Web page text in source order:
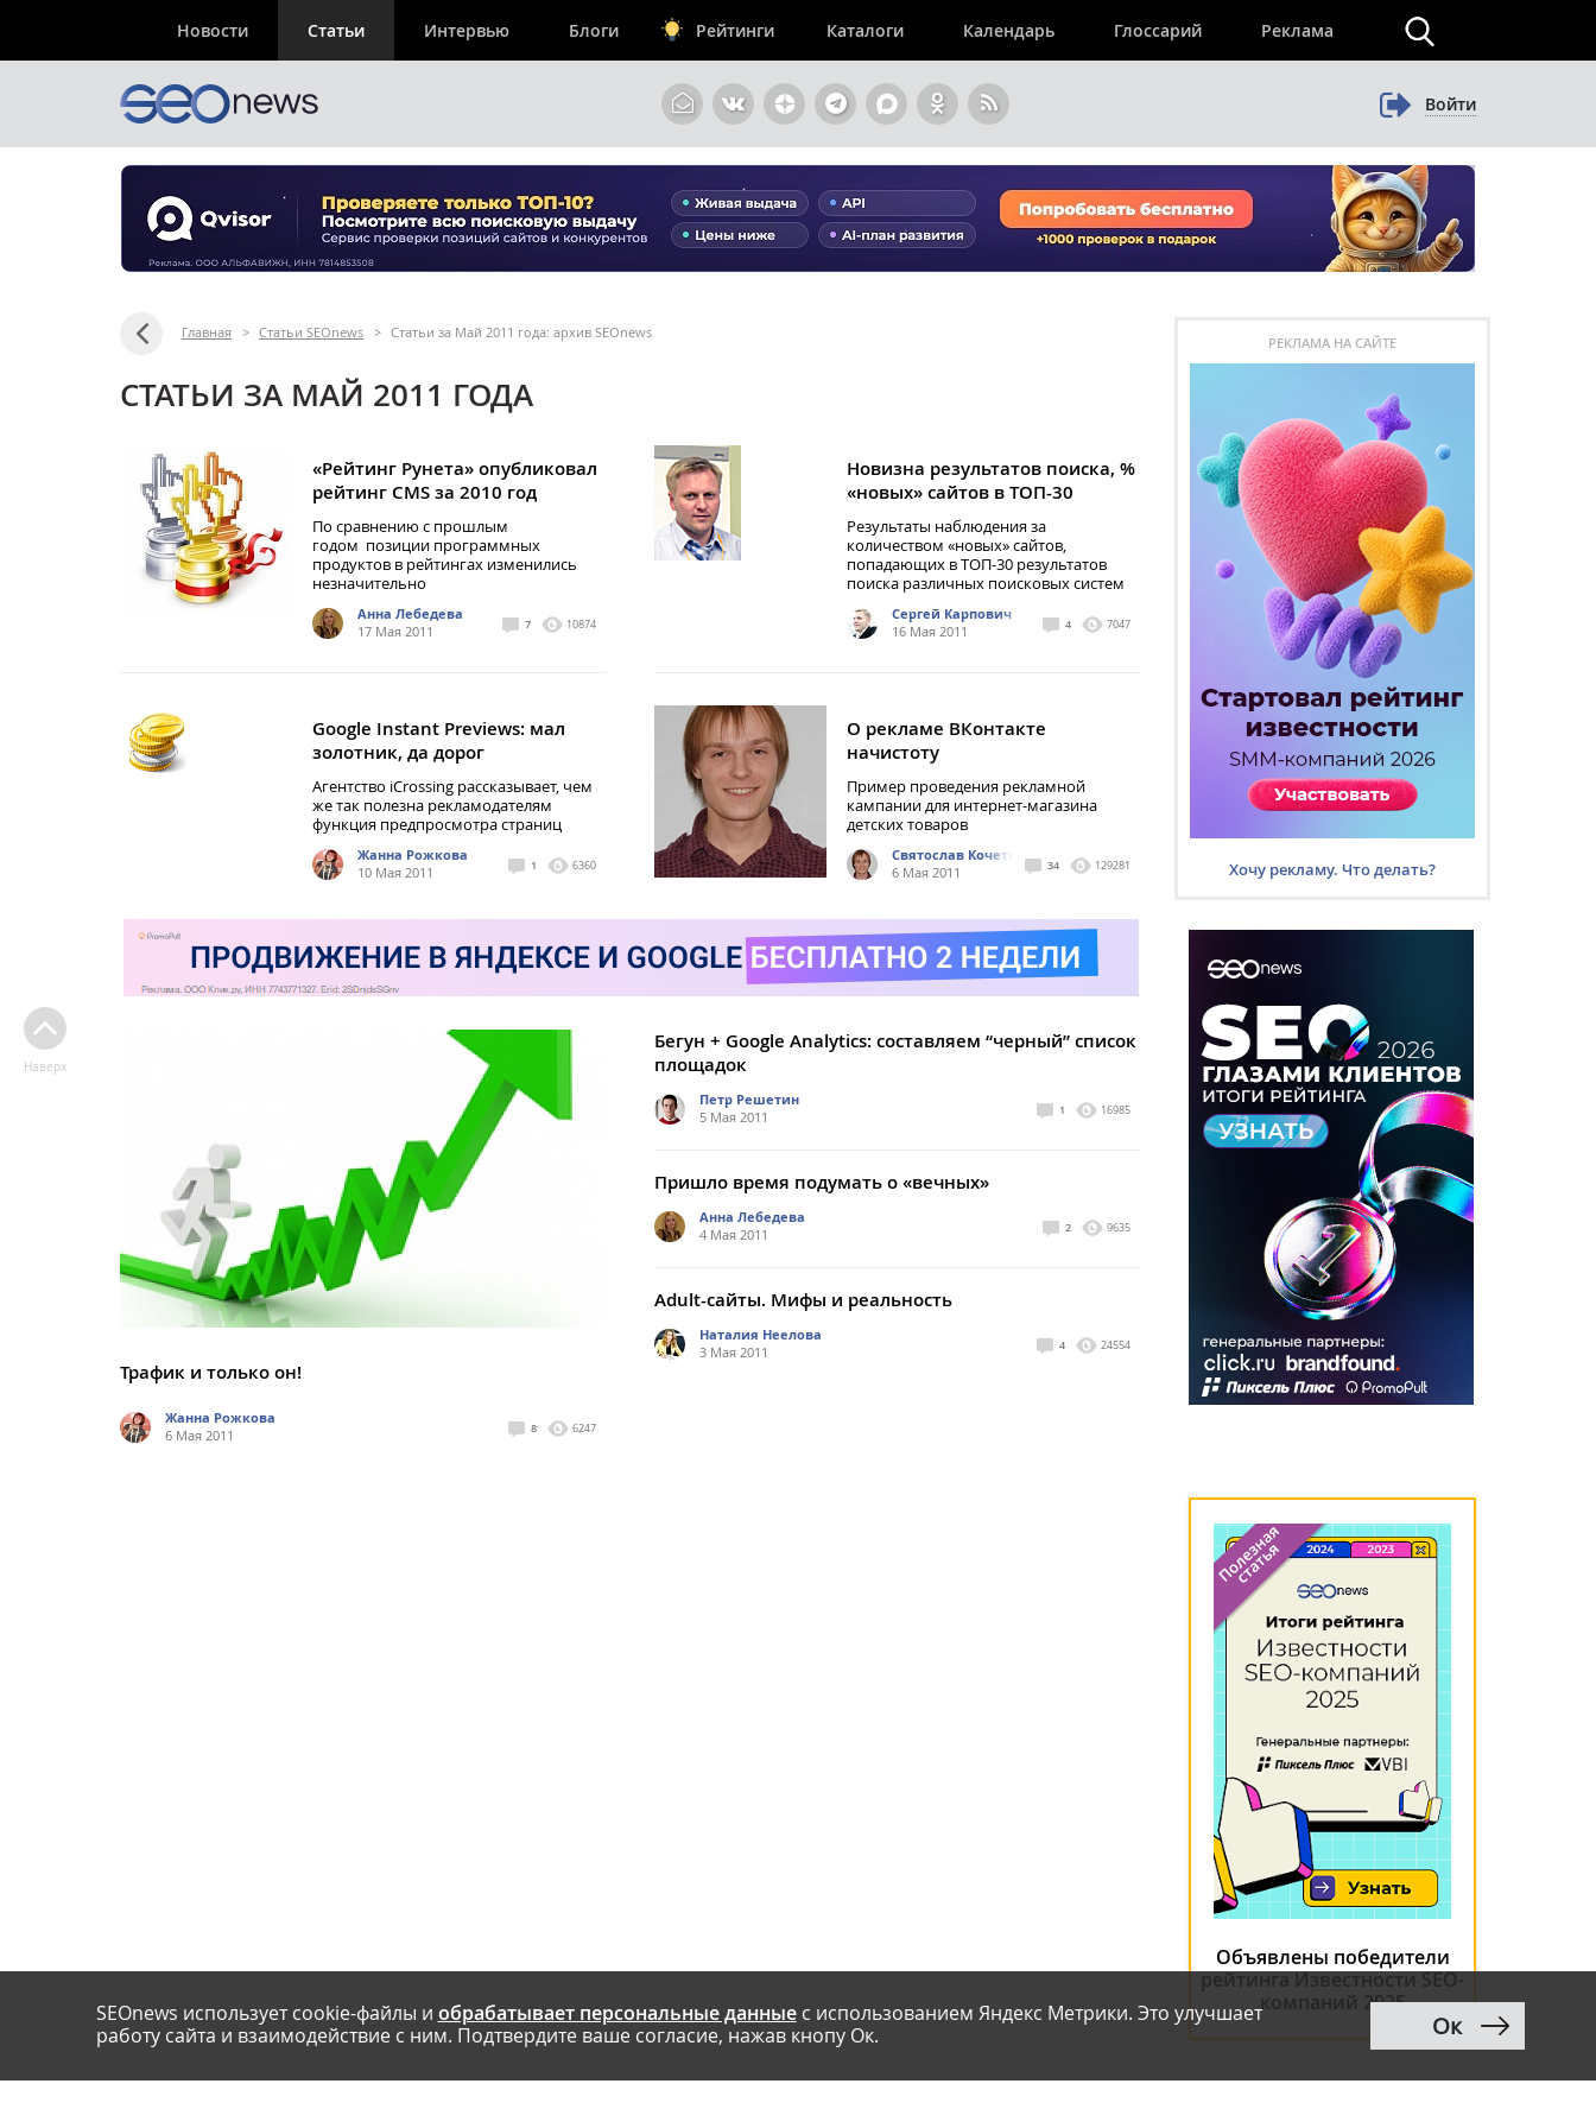
Новости Статьи Интервью Блоги Рейтинги Каталоги Календарь Глоссарий Реклама
Войти
Главная > Статьи SEOnews > Статьи за Май 2011 года: архив SEOnews
СТАТЬИ ЗА МАЙ 2011 ГОДА
«Рейтинг Рунета» опубликовал
рейтинг CMS за 2010 год
По сравнению с прошлым
годом позиции программных
продуктов в рейтингах изменились
незначительно
Анна Лебедева
17 Мая 2011
7 10874
Новизна результатов поиска, %
«новых» сайтов в ТОП-30
Результаты наблюдения за
количеством «новых» сайтов,
попадающих в ТОП-30 результатов
поиска различных поисковых систем
Сергей Карпович
16 Мая 2011
4 7047
Google Instant Previews: мал
золотник, да дорог
Агентство iCrossing рассказывает, чем
же так полезна рекламодателям
функция предпросмотра страниц
Жанна Рожкова
10 Мая 2011
1 6360
О рекламе ВКонтакте
начистоту
Пример проведения рекламной
кампании для интернет-магазина
детских товаров
Святослав Кочетков
6 Мая 2011
34 129281
Трафик и только он!
Жанна Рожкова
6 Мая 2011
8 6247
Бегун + Google Analytics: составляем “черный” список
площадок
Петр Решетин
5 Мая 2011
1 16985
Пришло время подумать о «вечных»
Анна Лебедева
4 Мая 2011
2 9635
Adult-сайты. Мифы и реальность
Наталия Неелова
3 Мая 2011
4 24554
Наверх
РЕКЛАМА НА САЙТЕ
Хочу рекламу. Что делать?
Объявлены победители
рейтинга Известности SEO-
компаний 2025
SEOnews использует cookie-файлы и обрабатывает персональные данныес использованием Яндекс Метрики. Это улучшает
работу сайта и взаимодействие с ним. Подтвердите ваше согласие, нажав кнопу Ок.
Ок